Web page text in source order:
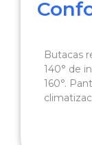
Butacas
140° de
160°.